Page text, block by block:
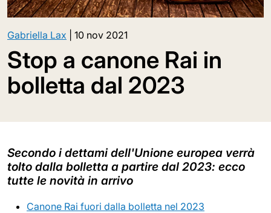
Gabriella Lax 10 nov 2021
Stop a canone Rai in
bolletta dal 2023
Secondo i dettami dell'Unione europea verrà
tolto dalla bolletta a partire dal 2023: ecco
tutte le novità in arrivo
Canone Rai fuori dalla bolletta nel 2023